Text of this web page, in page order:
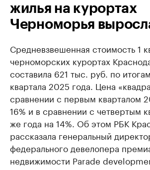
жилья на курортах
Черноморья
Средневзвешенная стоимость 1
черноморских курортах
составила 621 тыс. руб. по
квартала 2025 года. Цена
сравнении с первым кварталом
16% и в сравнении с четвертым
же года на 14%. Об этом РБК
рассказала генеральный
федерального девелопера
недвижимости Parade